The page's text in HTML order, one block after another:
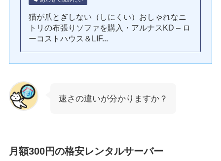
猫が爪とぎしない（しにくい）おしゃれなニ
トリの布張りソファを購入・アルナスKD – ロ
ーコストハウス＆LIF...
速さの違いが分かりますか？
月額300円の格安レンタルサーバー